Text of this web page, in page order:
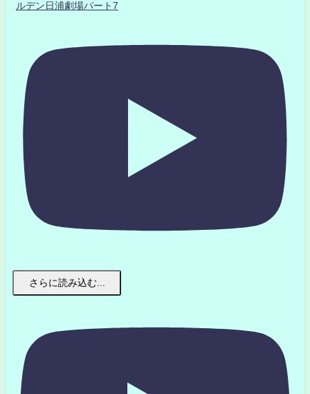
ルデン日浦劇場パート7
さらに読み込む...